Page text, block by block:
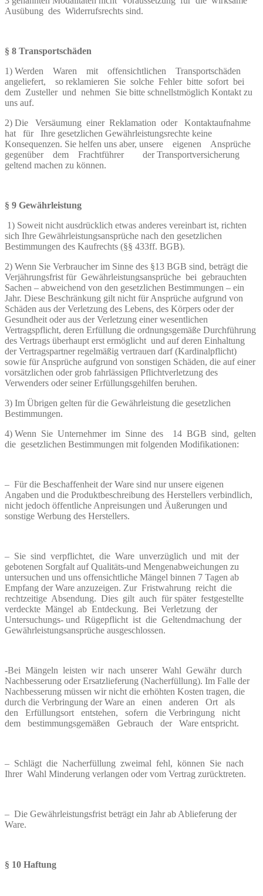
Ausübung des Widerrufsrechts sind.
§ 8 Transportschäden
1) Werden Waren mit offensichtlichen Transportschäden
angeliefert, so reklamieren Sie solche Fehler bitte sofort bei
dem Zusteller und nehmen Sie bitte schnellstmöglich Kontakt zu
uns auf.
2) Die Versäumung einer Reklamation oder Kontaktaufnahme
hat für Ihre gesetzlichen Gewährleistungsrechte keine
Konsequenzen. Sie helfen uns aber, unsere eigenen Ansprüche
gegenüber dem Frachtführer der Transportversicherung
geltend machen zu können.
§ 9 Gewährleistung
1) Soweit nicht ausdrücklich etwas anderes vereinbart ist, richten
sich Ihre Gewährleistungsansprüche nach den gesetzlichen
Bestimmungen des Kaufrechts (§§ 433ff. BGB).
2) Wenn Sie Verbraucher im Sinne des §13 BGB sind, beträgt die
Verjährungsfrist für Gewährleistungsansprüche bei gebrauchten
Sachen – abweichend von den gesetzlichen Bestimmungen – ein
Jahr. Diese Beschränkung gilt nicht für Ansprüche aufgrund von
Schäden aus der Verletzung des Lebens, des Körpers oder der
Gesundheit oder aus der Verletzung einer wesentlichen
Vertragspflicht, deren Erfüllung die ordnungsgemäße Durchführung
des Vertrags überhaupt erst ermöglicht und auf deren Einhaltung
der Vertragspartner regelmäßig vertrauen darf (Kardinalpflicht)
sowie für Ansprüche aufgrund von sonstigen Schäden, die auf einer
vorsätzlichen oder grob fahrlässigen Pflichtverletzung des
Verwenders oder seiner Erfüllungsgehilfen beruhen.
3) Im Übrigen gelten für die Gewährleistung die gesetzlichen
Bestimmungen.
4) Wenn Sie Unternehmer im Sinne des 14 BGB sind, gelten
die gesetzlichen Bestimmungen mit folgenden Modifikationen:
– Für die Beschaffenheit der Ware sind nur unsere eigenen
Angaben und die Produktbeschreibung des Herstellers verbindlich,
nicht jedoch öffentliche Anpreisungen und Äußerungen und
sonstige Werbung des Herstellers.
– Sie sind verpflichtet, die Ware unverzüglich und mit der
gebotenen Sorgfalt auf Qualitäts-und Mengenabweichungen zu
untersuchen und uns offensichtliche Mängel binnen 7 Tagen ab
Empfang der Ware anzuzeigen. Zur Fristwahrung reicht die
rechtzeitige Absendung. Dies gilt auch für später festgestellte
verdeckte Mängel ab Entdeckung. Bei Verletzung der
Untersuchungs- und Rügepflicht ist die Geltendmachung der
Gewährleistungsansprüche ausgeschlossen.
-Bei Mängeln leisten wir nach unserer Wahl Gewähr durch
Nachbesserung oder Ersatzlieferung (Nacherfüllung). Im Falle der
Nachbesserung müssen wir nicht die erhöhten Kosten tragen, die
durch die Verbringung der Ware an einen anderen Ort als
den Erfüllungsort entstehen, sofern die Verbringung nicht
dem bestimmungsgemäßen Gebrauch der Ware entspricht.
– Schlägt die Nacherfüllung zweimal fehl, können Sie nach
Ihrer Wahl Minderung verlangen oder vom Vertrag zurücktreten.
– Die Gewährleistungsfrist beträgt ein Jahr ab Ablieferung der
Ware.
§ 10 Haftung